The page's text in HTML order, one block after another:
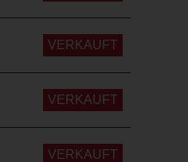
VERKAUFT
VERKAUFT
VERKAUFT